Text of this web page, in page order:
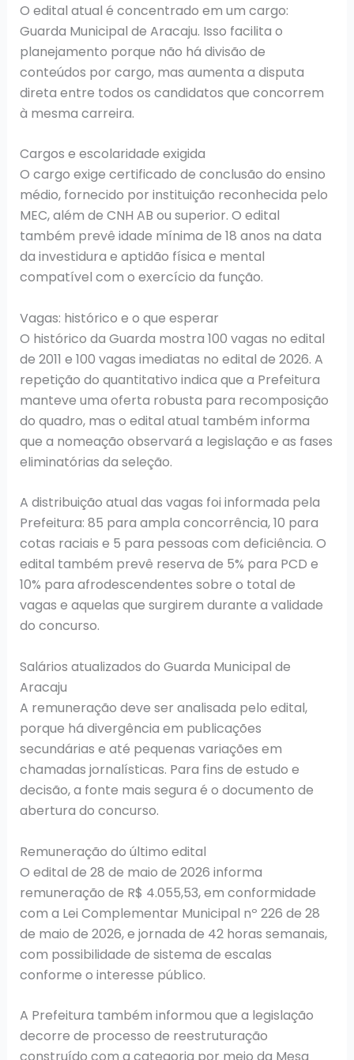
O edital atual é concentrado em um cargo:
Guarda Municipal de Aracaju. Isso facilita o
planejamento porque não há divisão de
conteúdos por cargo, mas aumenta a disputa
direta entre todos os candidatos que concorrem
à mesma carreira.
Cargos e escolaridade exigida
O cargo exige certificado de conclusão do ensino
médio, fornecido por instituição reconhecida pelo
MEC, além de CNH AB ou superior. O edital
também prevê idade mínima de 18 anos na data
da investidura e aptidão física e mental
compatível com o exercício da função.
Vagas: histórico e o que esperar
O histórico da Guarda mostra 100 vagas no edital
de 2011 e 100 vagas imediatas no edital de 2026. A
repetição do quantitativo indica que a Prefeitura
manteve uma oferta robusta para recomposição
do quadro, mas o edital atual também informa
que a nomeação observará a legislação e as fases
eliminatórias da seleção.
A distribuição atual das vagas foi informada pela
Prefeitura: 85 para ampla concorrência, 10 para
cotas raciais e 5 para pessoas com deficiência. O
edital também prevê reserva de 5% para PCD e
10% para afrodescendentes sobre o total de
vagas e aquelas que surgirem durante a validade
do concurso.
Salários atualizados do Guarda Municipal de
Aracaju
A remuneração deve ser analisada pelo edital,
porque há divergência em publicações
secundárias e até pequenas variações em
chamadas jornalísticas. Para fins de estudo e
decisão, a fonte mais segura é o documento de
abertura do concurso.
Remuneração do último edital
O edital de 28 de maio de 2026 informa
remuneração de R$ 4.055,53, em conformidade
com a Lei Complementar Municipal nº 226 de 28
de maio de 2026, e jornada de 42 horas semanais,
com possibilidade de sistema de escalas
conforme o interesse público.
A Prefeitura também informou que a legislação
decorre de processo de reestruturação